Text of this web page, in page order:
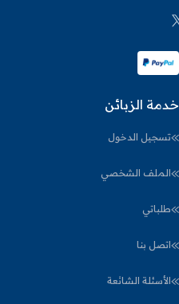
خدمة الزبائن
تسجيل الدخول
الملف الشخصي
طلباتي
اتصل بنا
الأسئلة الشائعة